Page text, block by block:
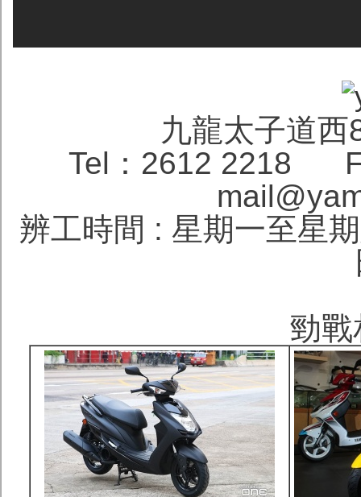
九龍太子道
Tel：2612 2218
辨工時間 : 星期一至星
勁戰